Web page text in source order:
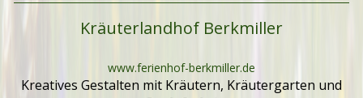
Kräuterlandhof Berkmiller
www.ferienhof-berkmiller.de
Kreatives Gestalten mit Kräutern, Kräutergarten und